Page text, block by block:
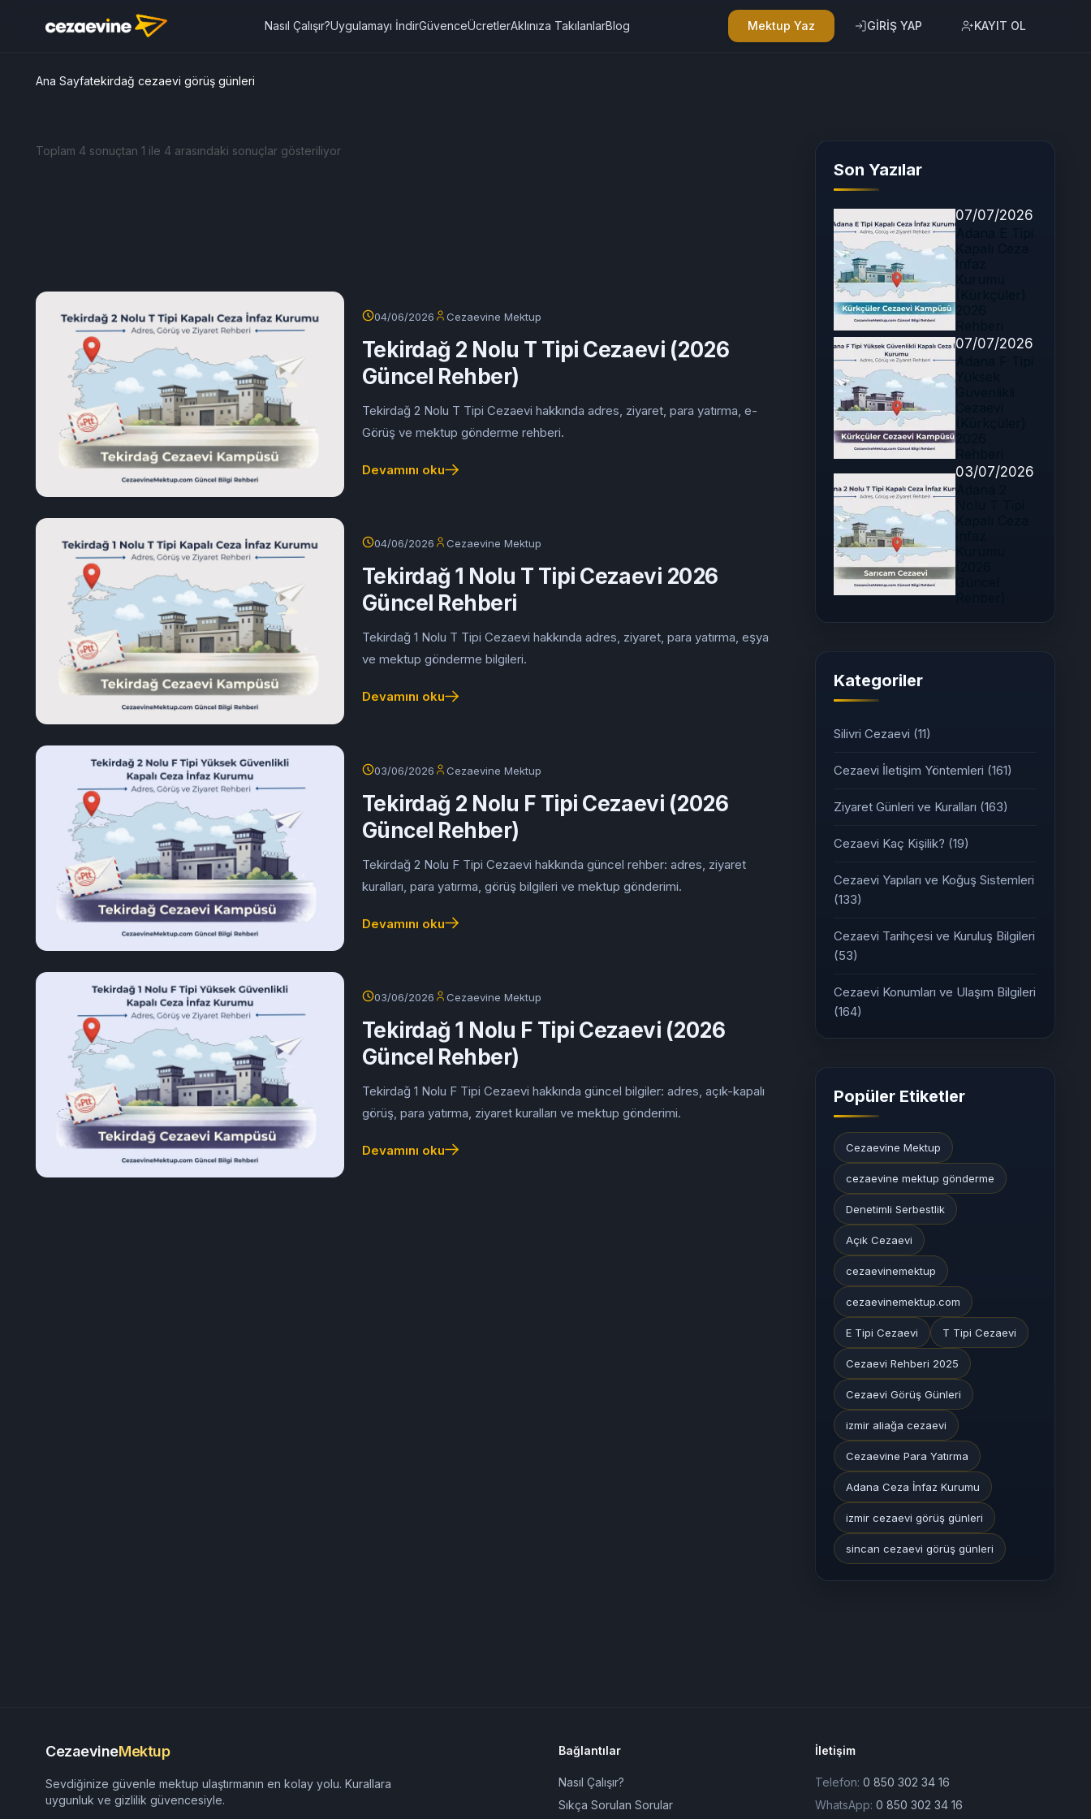
Nasıl Çalışır?Uygulamayı İndirGüvenceÜcretlerAklınıza TakılanlarBlog Mektup Yaz GİRİŞ YAP KAYIT OL
Ana Sayfatekirdağ cezaevi görüş günleri
Toplam 4 sonuçtan 1 ile 4 arasındaki sonuçlar gösteriliyor
04/06/2026 Cezaevine Mektup
Tekirdağ 2 Nolu T Tipi Cezaevi (2026
Güncel Rehber)
Tekirdağ 2 Nolu T Tipi Cezaevi hakkında adres, ziyaret, para yatırma, e-
Görüş ve mektup gönderme rehberi.
Devamını oku
04/06/2026 Cezaevine Mektup
Tekirdağ 1 Nolu T Tipi Cezaevi 2026
Güncel Rehberi
Tekirdağ 1 Nolu T Tipi Cezaevi hakkında adres, ziyaret, para yatırma, eşya
ve mektup gönderme bilgileri.
Devamını oku
03/06/2026 Cezaevine Mektup
Tekirdağ 2 Nolu F Tipi Cezaevi (2026
Güncel Rehber)
Tekirdağ 2 Nolu F Tipi Cezaevi hakkında güncel rehber: adres, ziyaret
kuralları, para yatırma, görüş bilgileri ve mektup gönderimi.
Devamını oku
03/06/2026 Cezaevine Mektup
Tekirdağ 1 Nolu F Tipi Cezaevi (2026
Güncel Rehber)
Tekirdağ 1 Nolu F Tipi Cezaevi hakkında güncel bilgiler: adres, açık-kapalı
görüş, para yatırma, ziyaret kuralları ve mektup gönderimi.
Devamını oku
Son Yazılar
07/07/2026
07/07/2026
03/07/2026
Kategoriler
Silivri Cezaevi (11)
Cezaevi İletişim Yöntemleri (161)
Ziyaret Günleri ve Kuralları (163)
Cezaevi Kaç Kişilik? (19)
Cezaevi Yapıları ve Koğuş Sistemleri
(133)
Cezaevi Tarihçesi ve Kuruluş Bilgileri
(53)
Cezaevi Konumları ve Ulaşım Bilgileri
(164)
Popüler Etiketler
Cezaevine Mektup
cezaevine mektup gönderme
Denetimli Serbestlik
Açık Cezaevi
cezaevinemektup
cezaevinemektup.com
E Tipi Cezaevi T Tipi Cezaevi
Cezaevi Rehberi 2025
Cezaevi Görüş Günleri
izmir aliağa cezaevi
Cezaevine Para Yatırma
Adana Ceza İnfaz Kurumu
izmir cezaevi görüş günleri
sincan cezaevi görüş günleri
CezaevineMektup
Sevdiğinize güvenle mektup ulaştırmanın en kolay yolu. Kurallara
uygunluk ve gizlilik güvencesiyle.
Bağlantılar
Nasıl Çalışır?
Sıkça Sorulan Sorular
İletişim
Telefon: 0 850 302 34 16
WhatsApp: 0 850 302 34 16